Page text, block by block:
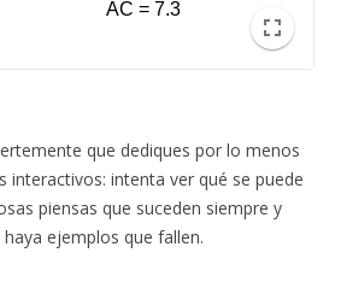
que dediques por lo menos
interactivos: intenta ver qué se puede
piensas que suceden siempre y
ejemplos que fallen.